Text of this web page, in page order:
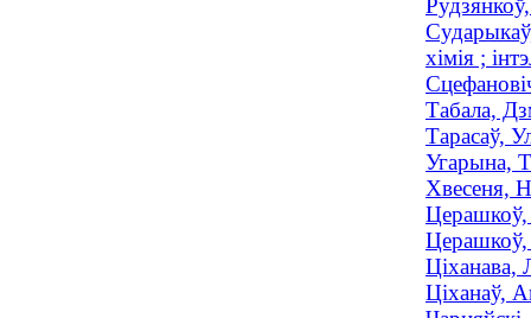
хімія ;
Табала,
Тарасаў,
Угарына,
Хвесеня,
Церашкоў,
Церашкоў,
Ціханава,
Ціханаў,